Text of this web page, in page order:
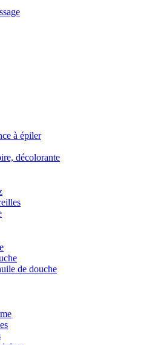
à épiler
décolorante
de douche